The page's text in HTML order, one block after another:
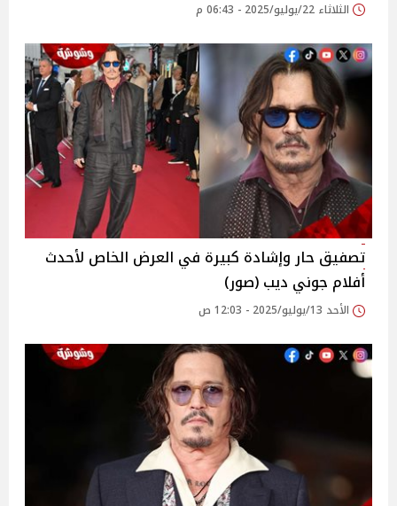
الثلاثاء 22/يوليو/2025 - 06:43 م
تصفيق حار وإشادة كبيرة في العرض الخاص لأحدث
أفلام جوني ديب (صور)
الأحد 13/يوليو/2025 - 12:03 ص